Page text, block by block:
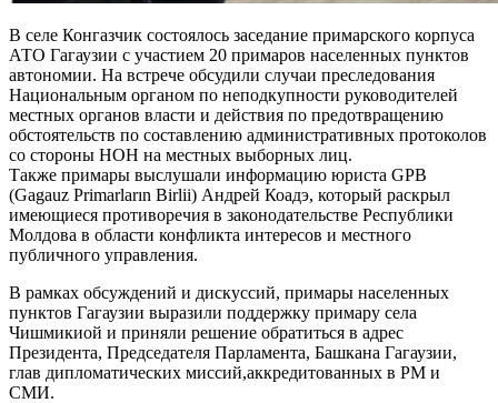
В селе Конгазчик состоялось заседание примарского корпуса
АТО Гагаузии с участием 20 примаров населенных пунктов
автономии. На встрече обсудили случаи преследования
Национальным органом по неподкупности руководителей
местных органов власти и действия по предотвращению
обстоятельств по составлению административных протоколов
со стороны НОН на местных выборных лиц.
Также примары выслушали информацию юриста GPB
(Gagauz Primarların Birlii) Андрей Коадэ, который раскрыл
имеющиеся противоречия в законодательстве Республики
Молдова в области конфликта интересов и местного
публичного управления.
В рамках обсуждений и дискуссий, примары населенных
пунктов Гагаузии выразили поддержку примару села
Чишмикиой и приняли решение обратиться в адрес
Президента, Председателя Парламента, Башкана Гагаузии,
глав дипломатических миссий,аккредитованных в РМ и
СМИ.